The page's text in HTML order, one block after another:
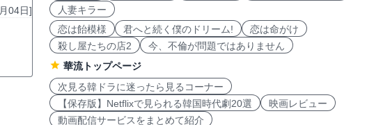
04日]
人妻キラー
恋は飴模様
君へと続く僕のドリーム!
恋は命がけ
殺し屋たちの店2
今、不倫が問題ではありません
華流トップページ
次見る韓ドラに迷ったら見るコーナー
【保存版】Netflixで見られる韓国時代劇20選
映画レビュー
動画配信サービスをまとめて紹介